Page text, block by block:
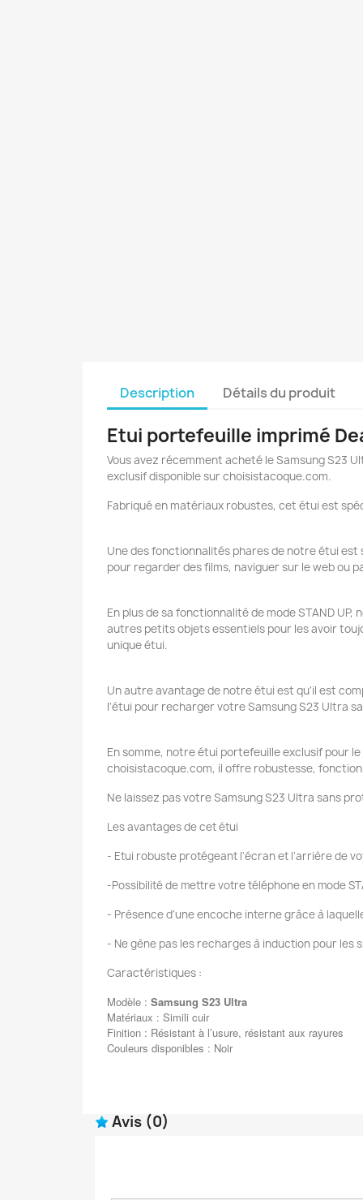
Description Détails du produit
Etui portefeuille imprimé
Vous avez récemment acheté le Samsung S23
exclusif disponible sur choisistacoque.com.
Fabriqué en matériaux robustes, cet étui est
Une des fonctionnalités phares de notre étui
pour regarder des films, naviguer sur le web ou
En plus de sa fonctionnalité de mode STAND
autres petits objets essentiels pour les avoir
unique étui.
Un autre avantage de notre étui est qu'il est
l'étui pour recharger votre Samsung S23 Ultra
En somme, notre étui portefeuille exclusif pour
choisistacoque.com, il offre robustesse,
Ne laissez pas votre Samsung S23 Ultra sans
Les avantages de cet étui
- Etui robuste protégeant l'écran et l'arrière de
-Possibilité de mettre votre téléphone en mode
- Présence d'une encoche interne grâce à
- Ne gène pas les recharges à induction pour les
Caractéristiques :
Modèle : Samsung S23 Ultra
Matériaux : Simili cuir
Finition : Résistant à l’usure, résistant aux rayures
Couleurs disponibles : Noir
Avis (0)